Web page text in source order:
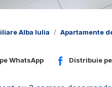
Alba Iulia Apartamente
WhatsApp Distribuie pe